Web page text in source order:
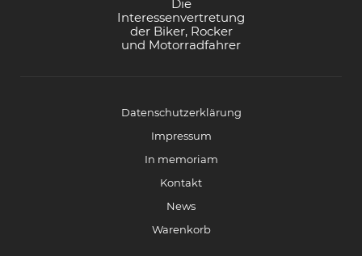
Die
Interessenvertretung
der Biker, Rocker
und Motorradfahrer
Datenschutzerklärung
Impressum
In memoriam
Kontakt
News
Warenkorb